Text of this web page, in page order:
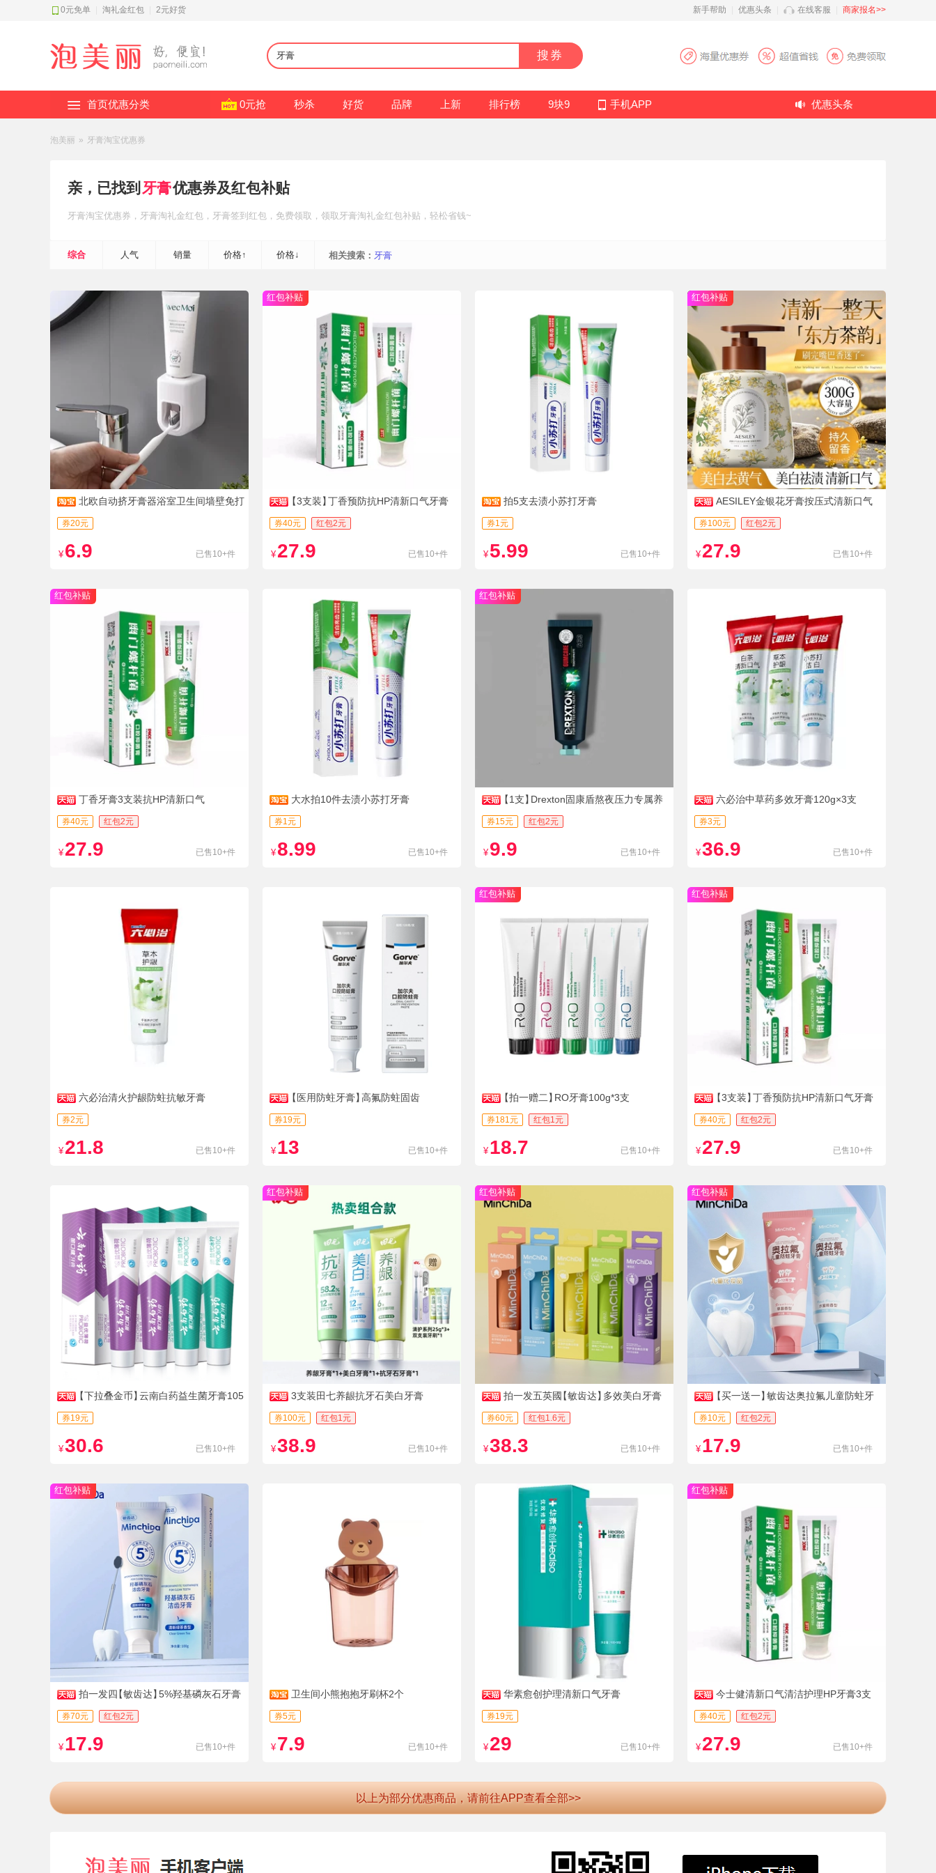
0元免单 淘礼金红包 2元好货 新手帮助 优惠头条 在线客服 商家报名>>
搜券
首页优惠分类 0元抢 秒杀 好货 品牌 上新 排行榜 9块9 手机APP 优惠头条
泡美丽 » 牙膏淘宝优惠券
亲，已找到 牙膏优惠券及红包补贴
牙膏淘宝优惠券 ，牙膏淘礼金红包 ，牙膏签到红包 ，免费领取，领取牙膏淘礼金红包补贴 ，轻松省钱~
综合 人气 销量 价格↑ 价格↓ 相关搜索： 牙膏
北欧自动挤牙膏器浴室卫生间墙壁免打
孔定量挤出简约懒人牙膏架
券20元
¥ 6.9 已售10+件
红包补贴
【3支装】丁香预防抗HP清新口气牙膏
券40元 红包2元
¥ 27.9 已售10+件
拍5支去渍小苏打牙膏
券1元
¥ 5.99 已售10+件
红包补贴
AESILEY金银花牙膏按压式清新口气
券100元 红包2元
¥ 27.9 已售10+件
红包补贴
丁香牙膏3支装抗HP清新口气
券40元 红包2元
¥ 27.9 已售10+件
大水拍10件去渍小苏打牙膏
券1元
¥ 8.99 已售10+件
红包补贴
【1支】Drexton固康盾熬夜压力专属养
护牙膏
券15元 红包2元
¥ 9.9 已售10+件
六必治中草药多效牙膏120g×3支
券3元
¥36.9 已售10+件
六必治清火护龈防蛀抗敏牙膏
券2元
¥ 21.8 已售10+件
【医用防蛀牙膏】高氟防蛀固齿
券19元
¥ 13 已售10+件
红包补贴
【拍一赠二】RO牙膏100g*3支
券181元 红包1元
¥ 18.7 已售10+件
红包补贴
【3支装】丁香预防抗HP清新口气牙膏
券40元 红包2元
¥ 27.9 已售10+件
【下拉叠金币】云南白药益生菌牙膏105
g*4支
券19元
¥30.6 已售10+件
红包补贴
3支装田七养龈抗牙石美白牙膏
券100元 红包1元
¥38.9 已售10+件
红包补贴
拍一发五英國【敏齿达】多效美白牙膏
券60元 红包1.6元
¥38.3 已售10+件
红包补贴
【买一送一】敏齿达奥拉氟儿童防蛀牙
膏券10元 红包2元
¥ 17.9 已售10+件
红包补贴
拍一发四【敏齿达】5%羟基磷灰石牙膏
券70元 红包2元
¥ 17.9 已售10+件
卫生间小熊抱抱牙刷杯2个
券5元
¥ 7.9 已售10+件
华素愈创护理清新口气牙膏
券19元
¥ 29 已售10+件
红包补贴
今士健清新口气清洁护理HP牙膏3支
券40元 红包2元
¥ 27.9 已售10+件
以上为部分优惠商品，请前往APP查看全部>>